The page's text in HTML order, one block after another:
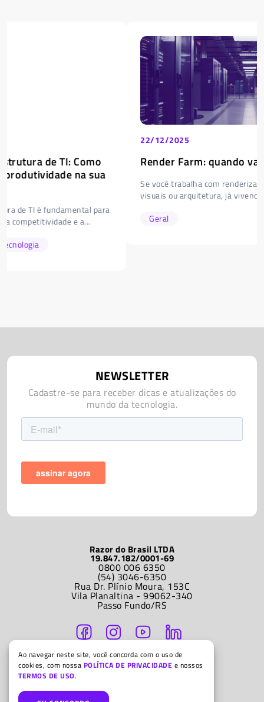
Render Farm: quando vale a pena investir?
Se você trabalha com renderização 3D, animação, efeitos
visuais ou arquitetura, já vivenciou aquela situação...
Geral
(54) 3046-6350
Rua Dr. Plínio Moura, 153C
Vila Planaltina - 99062-340
Passo Fundo/RS
ATENDIMENTO
Segunda a sexta-feira
9h às 12h e 14h às 18h
mundo da tecnologia.
Ao navegar neste site, você concorda com o uso de
cookies, com nossa POLÍTICA DE PRIVACIDADE e nossos
TERMOS DE USO.